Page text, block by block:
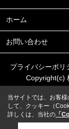
ホーム
お問い合わせ
プライバシーポリ
Copyright(c)
当サイトでは、お客
して、クッキー（
詳しくは、当社の 「